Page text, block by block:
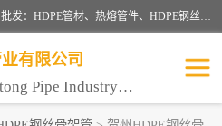
深圳市鑫润通管业有限公司专业生产批发：HDPE管材、热熔管件、HDPE钢丝骨架管、电熔管件、HDPE双壁波纹管、MPP电力管、井盖、PVC管材管件、PPR管材管件等；公司自创建以来，始终秉承“团结、务实、创新、守信”的服务宗旨，凭借专业的服务以及多年的勤奋拼搏，发展成为一家专业销售各种管材管件，绝缘电工套管及配件等系列产品的贸易公司。
有限公司
Shenzhen Xinruntong Pipe Industry Co., Ltd